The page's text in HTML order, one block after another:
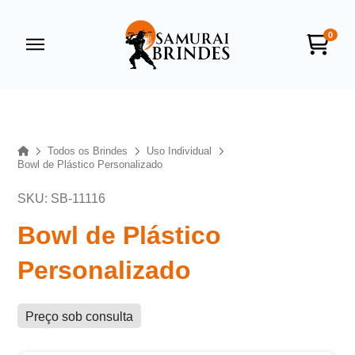
0
HomeTodos os Brindes
Uso Individual
Bowl de Plástico Personalizado
SKU: SB-11116
Bowl de Plástico
Personalizado
Preço sob consulta